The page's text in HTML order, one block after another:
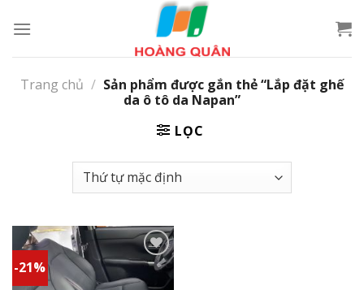
Trang chủ / Sản phẩm được gắn thẻ “Lắp đặt ghế
da ô tô da Napan”
LỌC
-21%
Add to
wishlist